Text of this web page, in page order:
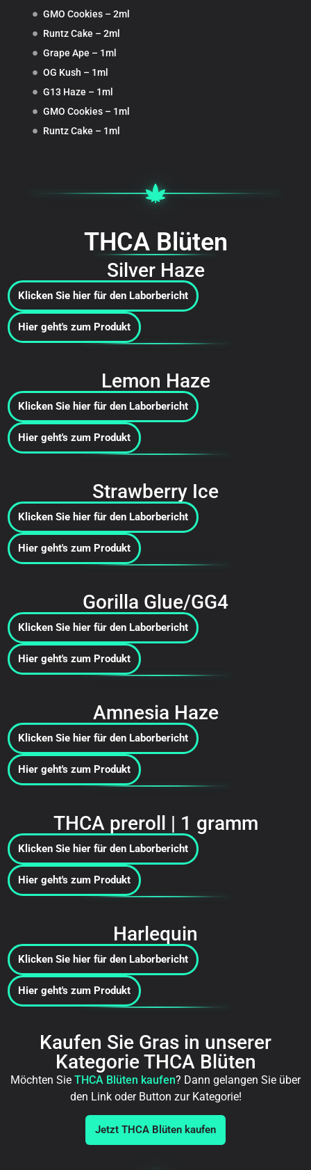
GMO Cookies – 2ml
Runtz Cake – 2ml
Grape Ape – 1ml
OG Kush – 1ml
G13 Haze – 1ml
GMO Cookies – 1ml
Runtz Cake – 1ml
THCA Blüten
Silver Haze
Klicken Sie hier für den Laborbericht
Hier geht's zum Produkt
Lemon Haze
Klicken Sie hier für den Laborbericht
Hier geht's zum Produkt
Strawberry Ice
Klicken Sie hier für den Laborbericht
Hier geht's zum Produkt
Gorilla Glue/GG4
Klicken Sie hier für den Laborbericht
Hier geht's zum Produkt
Amnesia Haze
Klicken Sie hier für den Laborbericht
Hier geht's zum Produkt
THCA preroll | 1 gramm
Klicken Sie hier für den Laborbericht
Hier geht's zum Produkt
Harlequin
Klicken Sie hier für den Laborbericht
Hier geht's zum Produkt
Kaufen Sie Gras in unserer
Kategorie THCA Blüten
Möchten Sie THCA Blüten kaufen? Dann gelangen Sie über
den Link oder Button zur Kategorie!
Jetzt THCA Blüten kaufen